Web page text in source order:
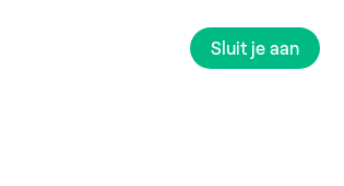
Sluit je aan